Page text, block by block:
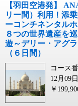
【羽田空港発】
リー間）利用！添
ーコンチネンタル
８つの世界遺産を
遊～デリー・アグ
（６日間）
コース
12月09
￥